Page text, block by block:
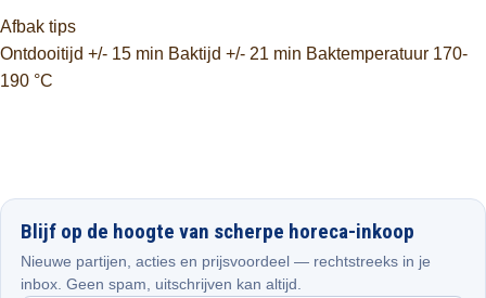
Afbak tips
Ontdooitijd +/- 15 min Baktijd +/- 21 min Baktemperatuur 170-
190 °C
Blijf op de hoogte van scherpe horeca-inkoop
Nieuwe partijen, acties en prijsvoordeel — rechtstreeks in je
inbox. Geen spam, uitschrijven kan altijd.